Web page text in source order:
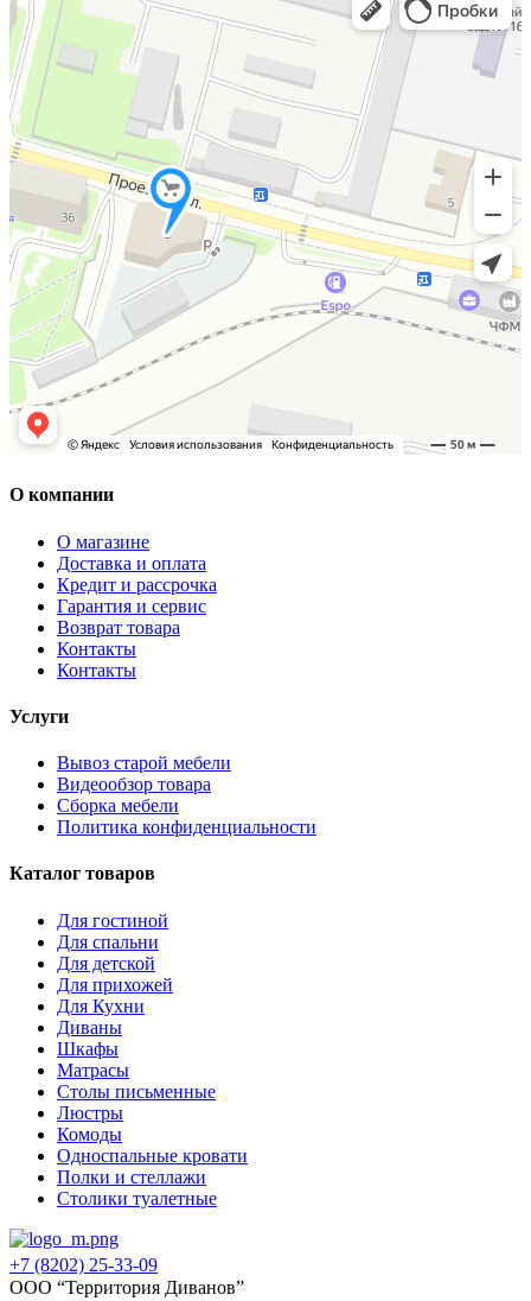
О компании
О магазине
Доставка и оплата
Кредит и рассрочка
Гарантия и сервис
Возврат товара
Контакты
Контакты
Услуги
Вывоз старой мебели
Видеообзор товара
Сборка мебели
Политика конфиденциальности
Каталог товаров
Для гостиной
Для спальни
Для детской
Для прихожей
Для Кухни
Диваны
Шкафы
Матрасы
Столы письменные
Люстры
Комоды
Односпальные кровати
Полки и стеллажи
Столики туалетные
+7 (8202) 25-33-09
‌ООО “Территория Диванов”